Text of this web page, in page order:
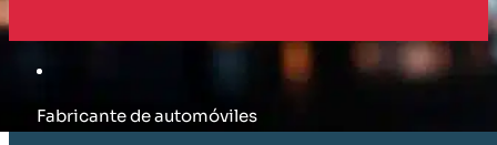
Fabricante de automóviles